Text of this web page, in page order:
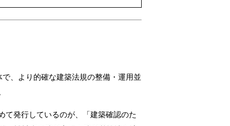
、より的確な建築法規の整備・運用並
て発行しているのが、「建築確認のた